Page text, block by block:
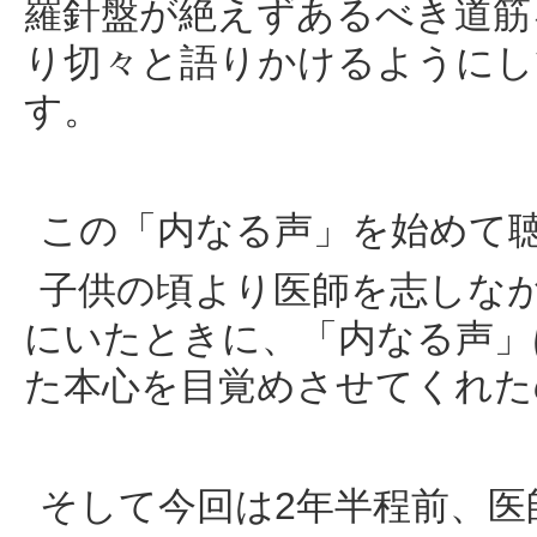
羅針盤が絶えずあるべき道
り切々と語りかけるように
す。
この「内なる声」を始めて
子供の頃より医師を志しな
にいたときに、「内なる声
た本心を目覚めさせてくれ
そして今回は2年半程前、